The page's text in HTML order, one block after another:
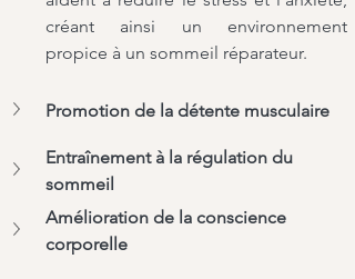
créant ainsi un environnement
propice à un sommeil réparateur.
Promotion de la détente musculaire
Entraînement à la régulation du
sommeil
Amélioration de la conscience
corporelle